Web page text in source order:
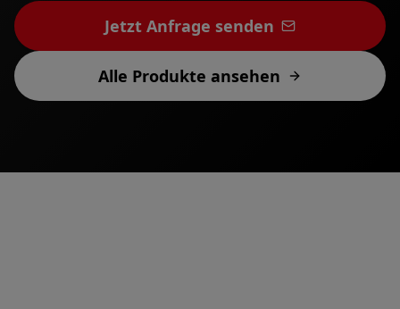
Jetzt Anfrage senden
Alle Produkte ansehen